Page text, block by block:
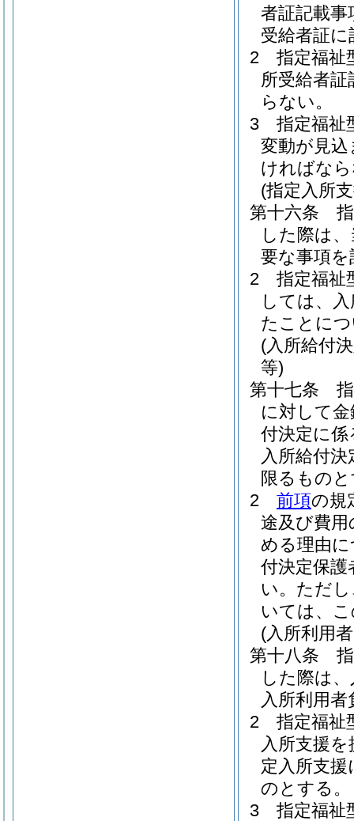
者証記載事
受給者証
2
指定福祉
所受給者
らない。
3
指定福祉
変動が見
ければな
(指定入所
第十六条
した際は
要な事項
2
指定福祉
しては、
たことに
(入所給付
等)
第十七条
に対して
付決定に
入所給付
限るもの
2
前項の規
途及び費
める理由
付決定保
い。 ただ
いては、
(入所利用
第十八条
した際は
入所利用
2
指定福祉
入所支援
定入所支
のとする。
3
指定福祉